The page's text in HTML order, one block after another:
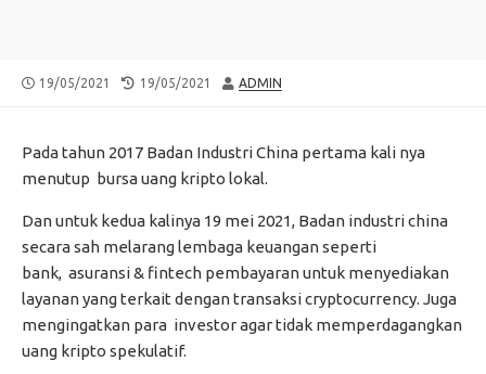
PUBLISHED
19/05/2021
LAST
19/05/2021 AUTHOR
ADMIN
Pada tahun 2017 Badan Industri China pertama kali nya
menutup bursa uang kripto lokal.
Dan untuk kedua kalinya 19 mei 2021, Badan industri china
secara sah melarang lembaga keuangan seperti
bank, asuransi & fintech pembayaran untuk menyediakan
layanan yang terkait dengan transaksi cryptocurrency. Juga
mengingatkan para investor agar tidak memperdagangkan
uang kripto spekulatif.